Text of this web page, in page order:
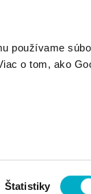
používame
o tom, ako
Štatistiky